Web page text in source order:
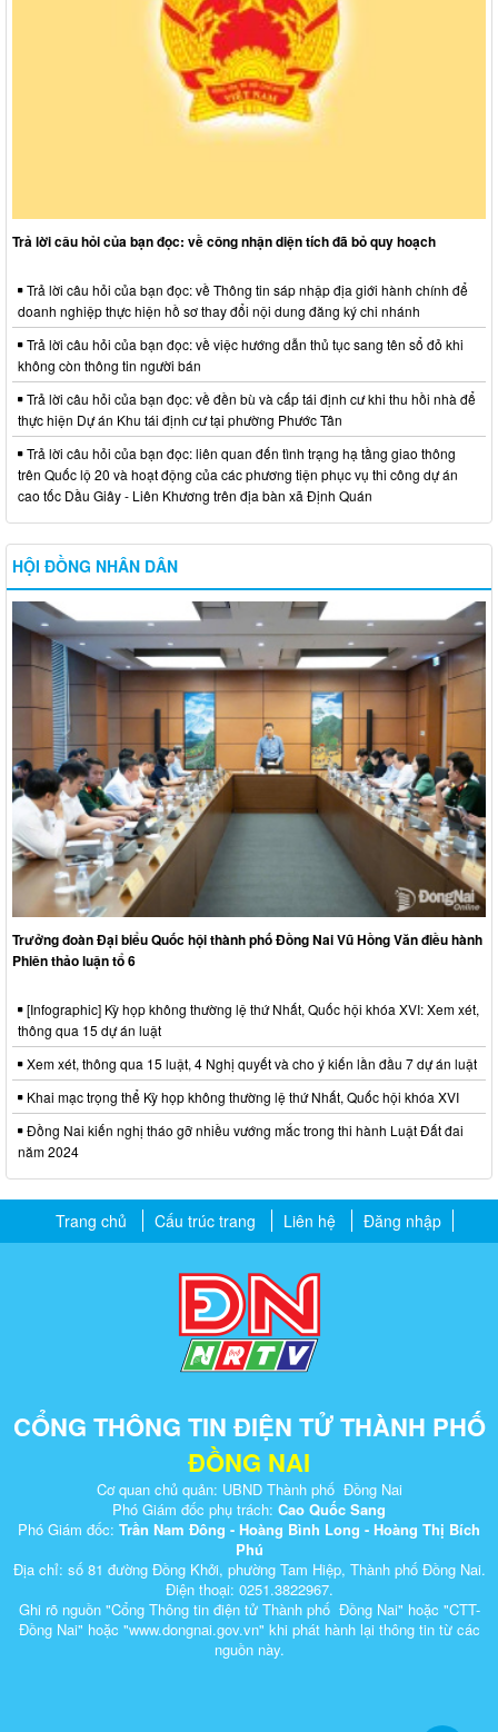
Trả lời câu hỏi của bạn đọc: về công nhận diện tích đã bỏ quy hoạch
Trả lời câu hỏi của bạn đọc: về Thông tin sáp nhập địa giới hành chính để
doanh nghiệp thực hiện hồ sơ thay đổi nội dung đăng ký chi nhánh
Trả lời câu hỏi của bạn đọc: về việc hướng dẫn thủ tục sang tên sổ đỏ khi
không còn thông tin người bán
Trả lời câu hỏi của bạn đọc: về đền bù và cấp tái định cư khi thu hồi nhà để
thực hiện Dự án Khu tái định cư tại phường Phước Tân
Trả lời câu hỏi của bạn đọc: liên quan đến tình trạng hạ tầng giao thông
trên Quốc lộ 20 và hoạt động của các phương tiện phục vụ thi công dự án
cao tốc Dầu Giây - Liên Khương trên địa bàn xã Định Quán
HỘI ĐỒNG NHÂN DÂN
Trưởng đoàn Đại biểu Quốc hội thành phố Đồng Nai Vũ Hồng Văn điều hành
Phiên thảo luận tổ 6
[Infographic] Kỳ họp không thường lệ thứ Nhất, Quốc hội khóa XVI: Xem xét,
thông qua 15 dự án luật
Xem xét, thông qua 15 luật, 4 Nghị quyết và cho ý kiến lần đầu 7 dự án luật
Khai mạc trọng thể Kỳ họp không thường lệ thứ Nhất, Quốc hội khóa XVI
Đồng Nai kiến nghị tháo gỡ nhiều vướng mắc trong thi hành Luật Đất đai
năm 2024
Trang chủ Cấu trúc trang Liên hệ Đăng nhập
CỔNG THÔNG TIN ĐIỆN TỬ THÀNH PHỐ
ĐỒNG NAI
Cơ quan chủ quản: UBND Thành phố Đồng Nai
Phó Giám đốc phụ trách: Cao Quốc Sang
Phó Giám đốc: Trần Nam Đông - Hoàng Bình Long - Hoàng Thị Bích
Phú
Địa chỉ: số 81 đường Đồng Khởi, phường Tam Hiệp, Thành phố Đồng Nai.
Điện thoại: 0251.3822967.
Ghi rõ nguồn "Cổng Thông tin điện tử Thành phố Đồng Nai" hoặc "CTT-
Đồng Nai" hoặc "www.dongnai.g​ov.vn" khi ​phát hành lại thông tin từ các
nguồn này.​